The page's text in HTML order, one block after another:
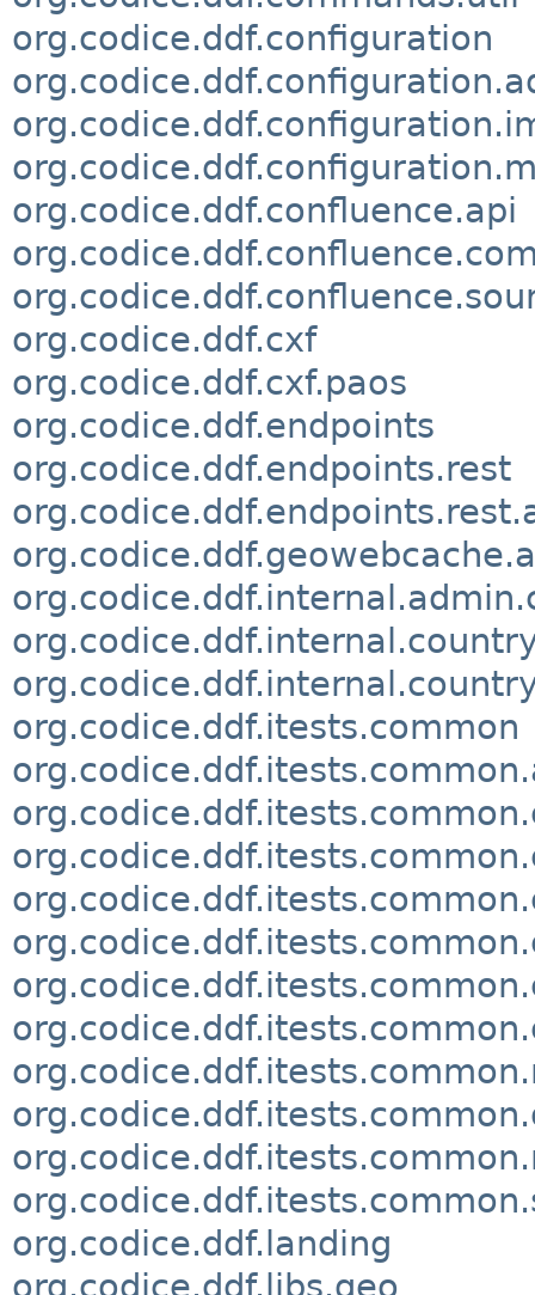
org.codice.ddf.configuration
org.codice.ddf.confluence.api
org.codice.ddf.cxf
org.codice.ddf.cxf.paos
org.codice.ddf.endpoints
org.codice.ddf.endpoints.rest
org.codice.ddf.itests.common
org.codice.ddf.landing
org.codice.ddf.libs.geo